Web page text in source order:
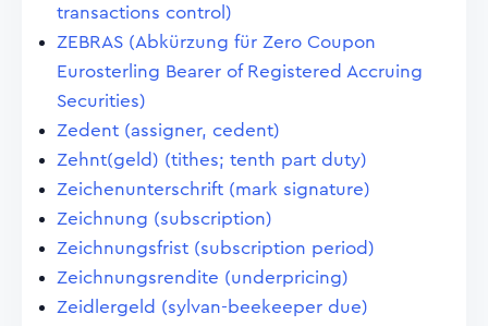
transactions control)
ZEBRAS (Abkürzung für Zero Coupon
Eurosterling Bearer of Registered Accruing
Securities)
Zedent (assigner, cedent)
Zehnt(geld) (tithes; tenth part duty)
Zeichenunterschrift (mark signature)
Zeichnung (subscription)
Zeichnungsfrist (subscription period)
Zeichnungsrendite (underpricing)
Zeidlergeld (sylvan-beekeeper due)